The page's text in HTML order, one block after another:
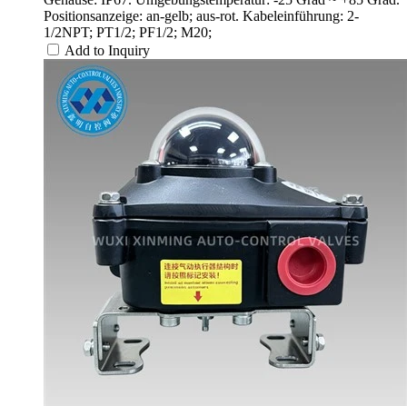
Positionsanzeige: an-gelb; aus-rot. Kabeleinführung: 2-
1/2NPT; PT1/2; PF1/2; M20;
Add to Inquiry